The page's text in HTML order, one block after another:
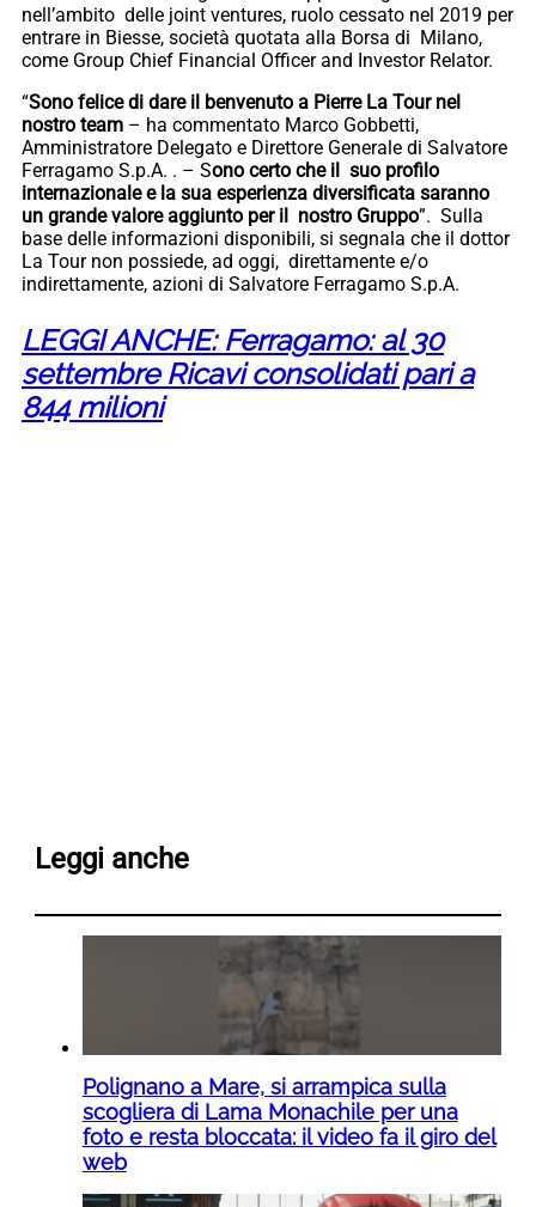
nell’ambito delle joint ventures, ruolo cessato nel 2019 per
entrare in Biesse, società quotata alla Borsa di Milano,
come Group Chief Financial Officer and Investor Relator.
“Sono felice di dare il benvenuto a Pierre La Tour nel
nostro team – ha commentato Marco Gobbetti,
Amministratore Delegato e Direttore Generale di Salvatore
Ferragamo S.p.A. . – Sono certo che il suo profilo
internazionale e la sua esperienza diversificata saranno
un grande valore aggiunto per il nostro Gruppo”. Sulla
base delle informazioni disponibili, si segnala che il dottor
La Tour non possiede, ad oggi, direttamente e/o
indirettamente, azioni di Salvatore Ferragamo S.p.A.
LEGGI ANCHE: Ferragamo: al 30
settembre Ricavi consolidati pari a
844 milioni
Leggi anche
Polignano a Mare, si arrampica sulla
scogliera di Lama Monachile per una
foto e resta bloccata: il video fa il giro del
web